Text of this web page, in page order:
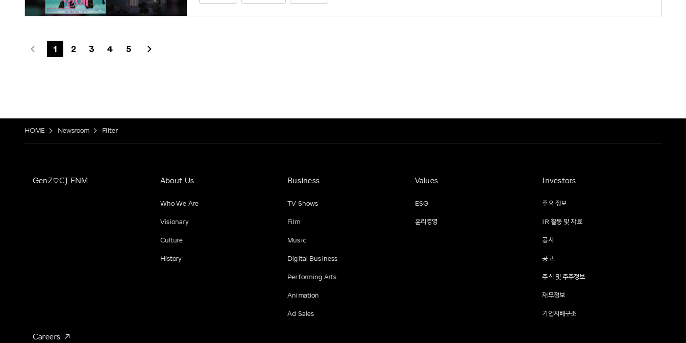
1 2 3 4 5
HOME Newsroom Filter
GenZ♡CJ ENM About Us
Who We Are
Visionary
Culture
History
Business
TV Shows
Film
Music
Digital Business
Performing Arts
Animation
Ad Sales
Values
ESG
윤리경영
Investors
주요 정보
IR 활동 및 자료
공시
공고
주식 및 주주정보
재무정보
기업지배구조
Careers